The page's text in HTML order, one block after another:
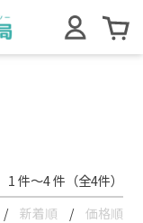
1 件～4 件（全4件）
/ 新着順 / 価格順